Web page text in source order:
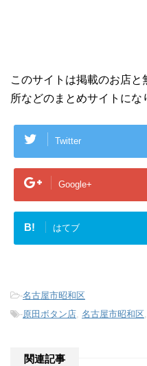
このサイトは掲載のお店
所などのまとめサイトにな
Twitter
Google+
B! はてブ
-名古屋市昭和区
-原田ボタン店 名古屋市昭和区
関連記事